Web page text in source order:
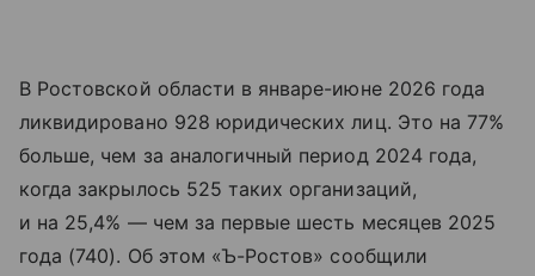
В Ростовской области в январе-июне 2026 года
ликвидировано 928 юридических лиц. Это на 77%
больше, чем за аналогичный период 2024 года,
когда закрылось 525 таких организаций,
и на 25,4% — чем за первые шесть месяцев 2025
года (740). Об этом «Ъ-Ростов» сообщили